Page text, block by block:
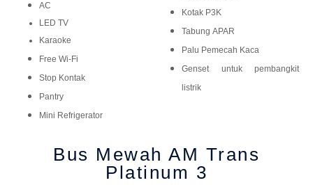
AC
LED TV
Karaoke
Free Wi-Fi
Stop Kontak
Pantry
Mini Refrigerator
Kotak P3K
Tabung APAR
Palu Pemecah Kaca
Genset untuk pembangkit
listrik
Bus Mewah AM Trans
Platinum 3